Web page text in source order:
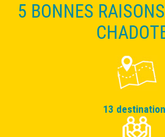
5 BONNES
13